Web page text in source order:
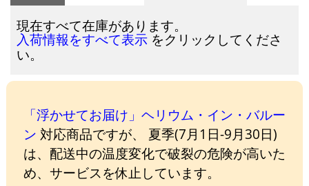
現在すべて在庫があります。
入荷情報をすべて表示 をクリックしてくださ
い。
「浮かせてお届け」ヘリウム・イン・バルー
ン 対応商品ですが、 夏季(7月1日-9月30日)
は、配送中の温度変化で破裂の危険が高いた
め、サービスを休止しています。